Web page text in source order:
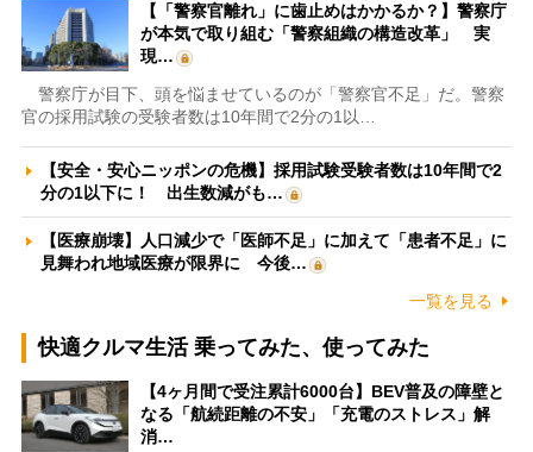
【「警察官離れ」に歯止めはかかるか？】警察庁
が本気で取り組む「警察組織の構造改革」 実
現…
警察庁が目下、頭を悩ませているのが「警察官不足」だ。警察
官の採用試験の受験者数は10年間で2分の1以…
【安全・安心ニッポンの危機】採用試験受験者数は10年間で2
分の1以下に！ 出生数減がも…
【医療崩壊】人口減少で「医師不足」に加えて「患者不足」に
見舞われ地域医療が限界に 今後…
一覧を見る
快適クルマ生活 乗ってみた、使ってみた
【4ヶ月間で受注累計6000台】BEV普及の障壁と
なる「航続距離の不安」「充電のストレス」解
消…